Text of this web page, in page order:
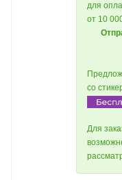
для
от 10
со
Для